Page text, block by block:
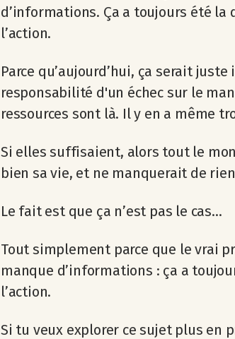
d’informations. Ça a toujours été la
l’action.
Parce qu’aujourd’hui, ça serait
responsabilité d'un échec sur le
ressources sont là. Il y en a même
Si elles suffisaient, alors tout le
bien sa vie, et ne manquerait de
Le fait est que ça n’est pas le cas...
Tout simplement parce que le vrai
manque d’informations : ça a
l’action.
Si tu veux explorer ce sujet plus en